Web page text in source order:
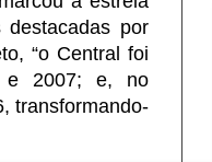
por
“o Central foi
e 2007; e, no
transformando-